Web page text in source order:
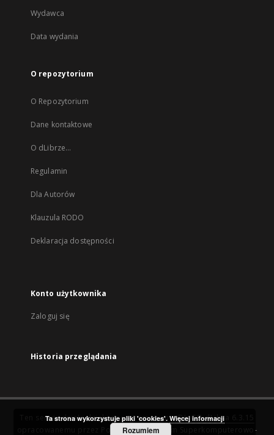
Wydawca
Data wydania
O repozytorium
O Repozytorium
Dane kontaktowe
O dLibrze...
Regulamin
Dla Autorów
Klauzula RODO
Deklaracja dostępności
Konto użytkownika
Zaloguj się
Historia przeglądania
Ten serwis działa dzięki oprogramowaniuDInGO dLibra 6.3.15
Poznańskie Centrum Superkomputerowo-
Ta strona wykorzystuje pliki 'cookies'. Więcej informacji
Rozumiem